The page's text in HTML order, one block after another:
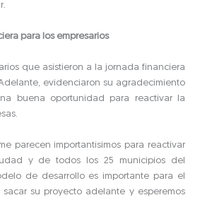
para los empresarios
que asistieron a la jornada financiera
evidenciaron su agradecimiento
buena oportunidad para reactivar la
parecen importantísimos para reactivar
y de todos los 25 municipios del
de desarrollo es importante para el
su proyecto adelante y esperemos